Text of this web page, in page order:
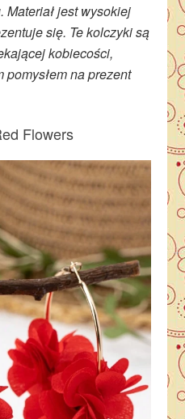
Materiał jest wysokiej
się. Te kolczyki są
kobiecości,
na prezent
Flowers